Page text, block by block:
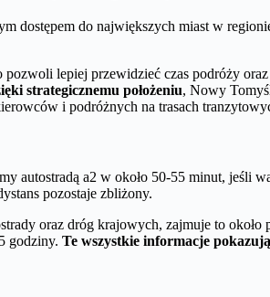
dostępem do największych miast w
lepiej przewidzieć czas podróży
strategicznemu położeniu, Nowy
i podróżnych na trasach
autostradą a2 w około 50-55 minut, jeśli
pozostaje zbliżony.
oraz dróg krajowych, zajmuje to około
godziny. Te wszystkie informacje pokazują